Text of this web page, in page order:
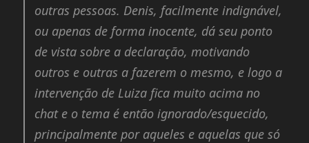
outras pessoas. Denis, facilmente indignável,
ou apenas de forma inocente, dá seu ponto
de vista sobre a declaração, motivando
outros e outras a fazerem o mesmo, e logo a
intervenção de Luiza fica muito acima no
chat e o tema é então ignorado/esquecido,
principalmente por aqueles e aquelas que só